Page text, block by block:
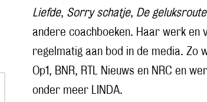
Liefde, Sorry schatje, De geluksroute
andere coachboeken. Haar werk en
regelmatig aan bod in de media. Zo
Op1, BNR, RTL Nieuws en NRC en
onder meer LINDA.